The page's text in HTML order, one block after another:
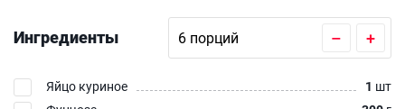
Ингредиенты – +
Яйцо куриное 1 шт